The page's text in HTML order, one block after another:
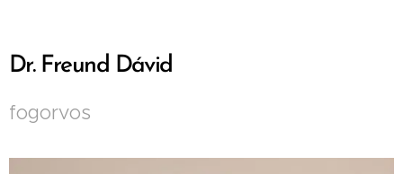
Dr. Freund Dávid
fogorvos